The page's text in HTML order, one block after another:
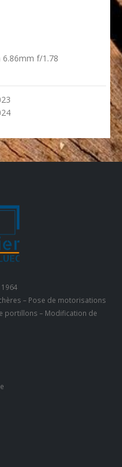
f/1.78
– Pose de motorisations
portillons – Modification de